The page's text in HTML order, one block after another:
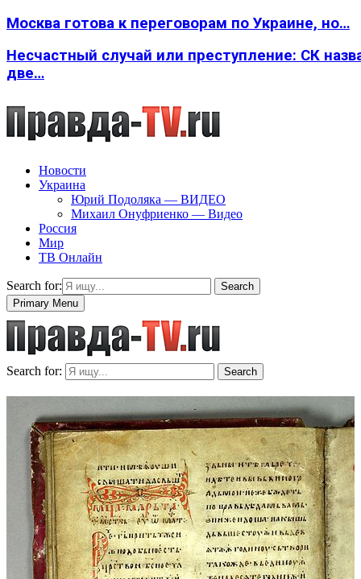
Москва готова к переговорам по Украине, но…
Несчастный случай или преступление: СК
две…
Новости
Украина
Юрий Подоляка — ВИДЕО
Михаил Онуфриенко — Видео
Россия
Мир
ТВ Онлайн
Search for:
Search
Primary Menu
Search for: Search